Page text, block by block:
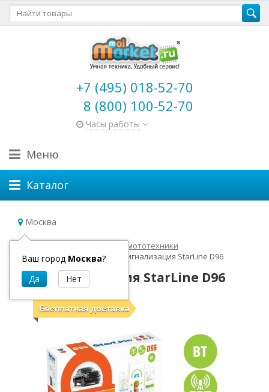
+7 (495) 018-52-70
8 (800) 100-52-70
Часы работы
Меню
Каталог
Москва
Ваш город Москва?
Главная
Товары для авто и мототехники
Архивные модели
Автосигнализация StarLine D96
Автосигнализация StarLine D96
Бесплатная доставка